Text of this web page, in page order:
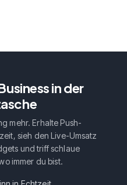
in der
mehr. Erhalte Push-
sieh den Live-Umsatz
und triff schlaue
immer du bist.